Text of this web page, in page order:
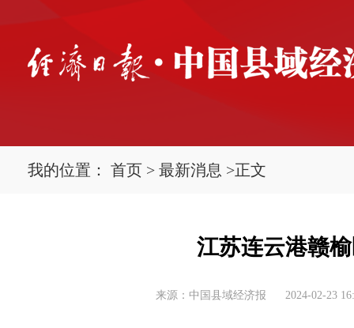
我的位置： 首页 > 最新消息 >正文
江苏连云港赣
来源：中国县域经济报 2024-02-23